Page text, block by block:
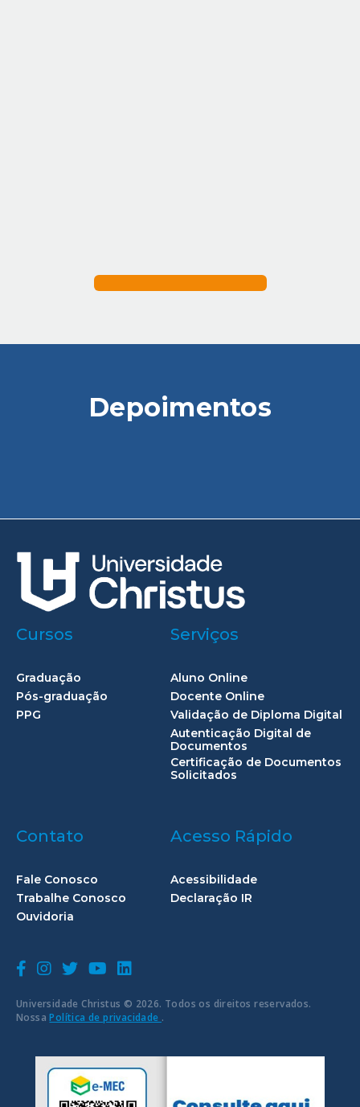
Depoimentos
Universidade Christus © 2026. Todos os direitos reservados.
NossaPolítica de privacidade .
Cursos
Graduação
Pós-graduação
PPG
Serviços
Aluno Online
Docente Online
Validação de Diploma Digital
Autenticação Digital de
Documentos
Certificação de Documentos
Solicitados
Contato
Fale Conosco
Trabalhe Conosco
Ouvidoria
Acesso Rápido
Acessibilidade
Declaração IR